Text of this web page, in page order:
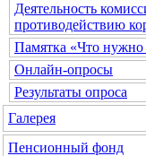
Деятельность
противодействию
Памятка «Что нужно
Онлайн-опросы
Результаты опроса
Галерея
Пенсионный фонд